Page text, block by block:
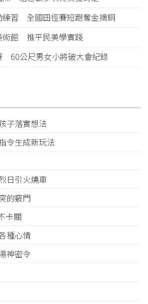
練習 全國田徑賽短跑奪金摘銅
術館 推平民美學實踐
60公尺男女小將破大會紀錄
子落實想法
令生成新玩法
日引火燒車
的竅門
卡關
種心情
神密令